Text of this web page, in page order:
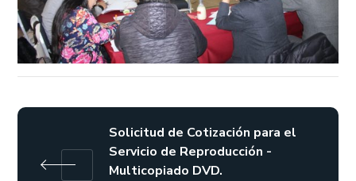
Solicitud de Cotización para el
Servicio de Reproducción -
Multicopiado DVD.